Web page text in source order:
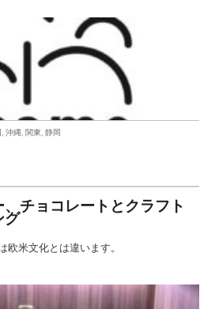
沖縄 関東 静岡
チョコレートとクラフト
グ
欧米文化とは違います。